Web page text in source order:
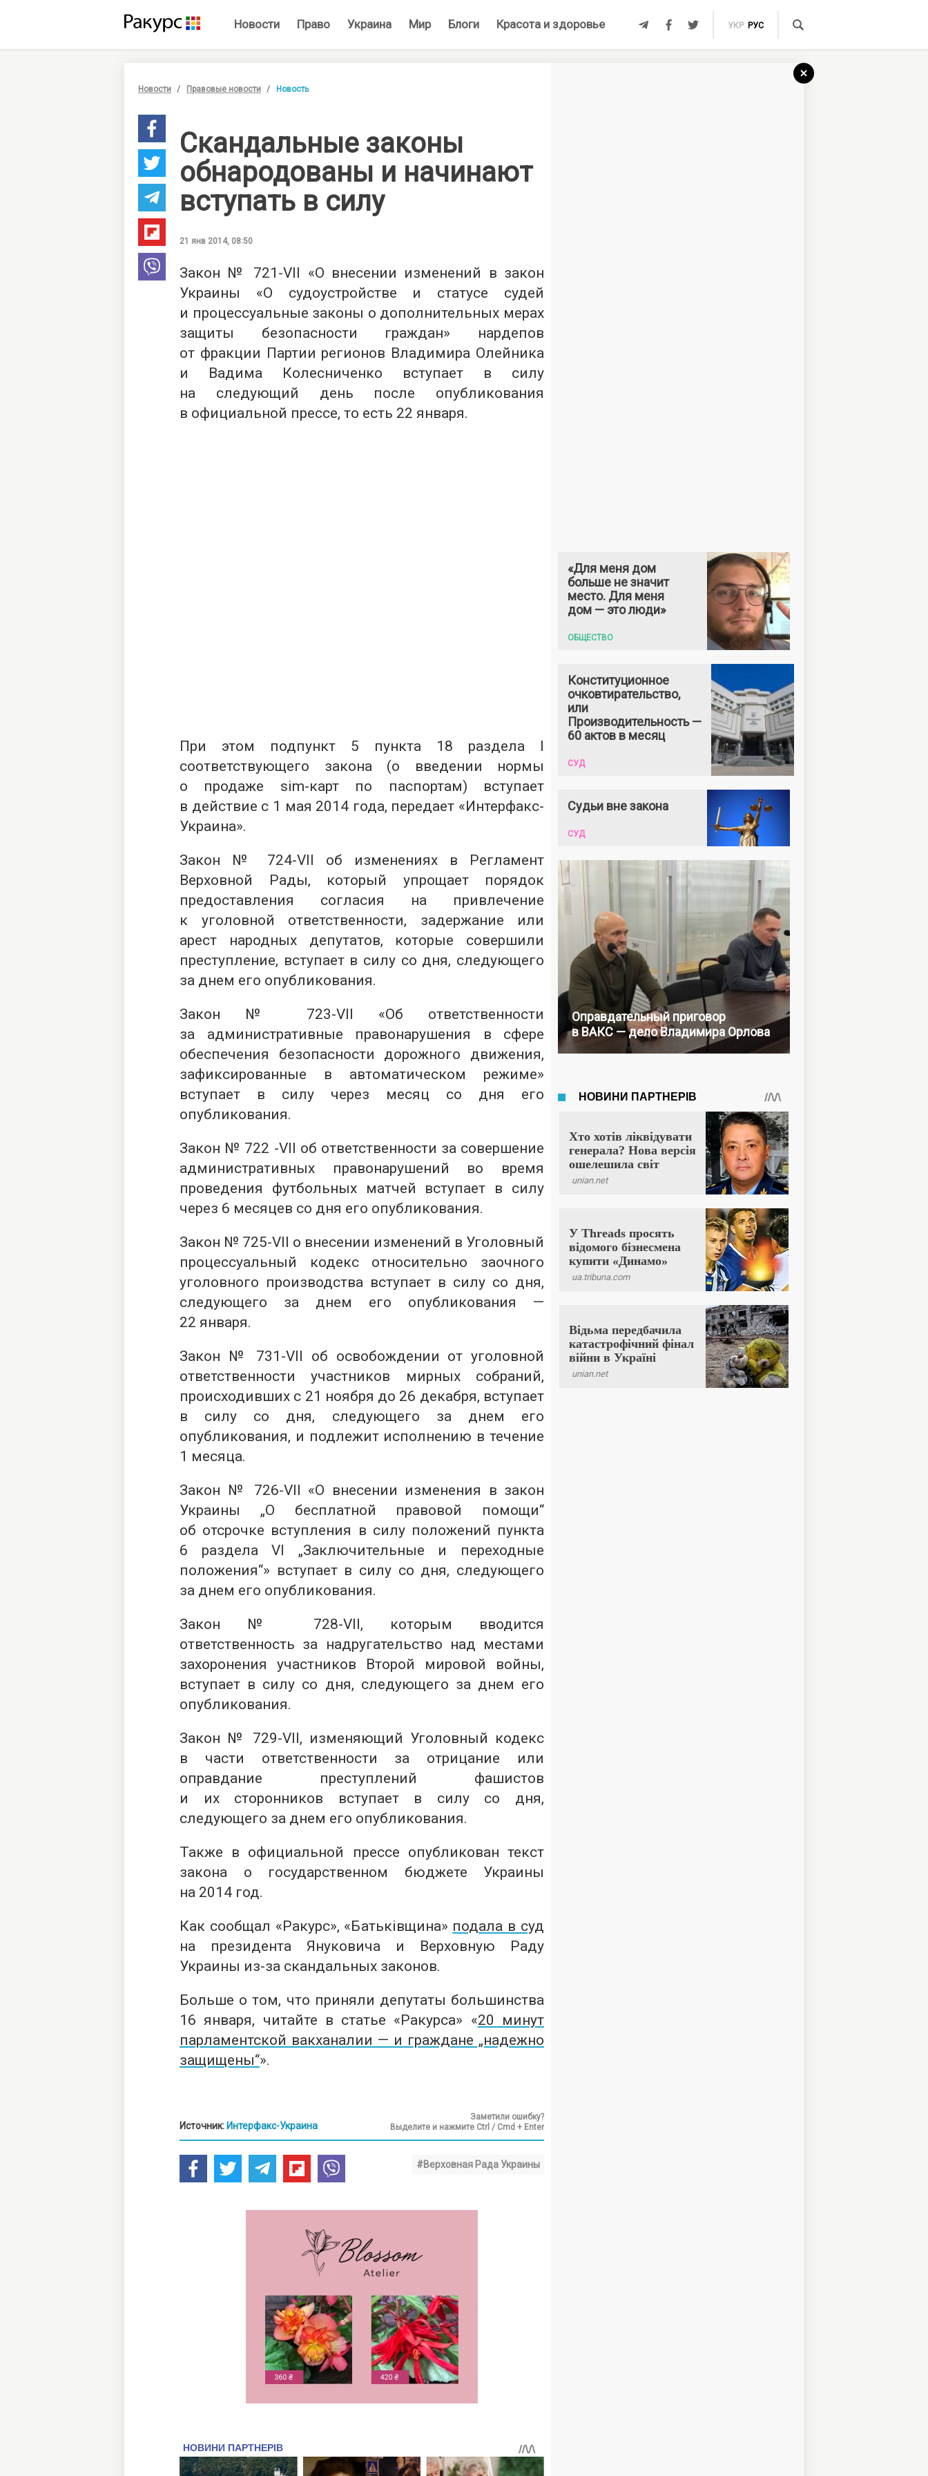
Новости Право Украина Мир Блоги Красота и здоровье УКР РУС
Новости Правовые новости Новость
Скандальные законы
обнародованы и начинают
вступать в силу
21 янв 2014, 08:50
Закон № 721-VІІ «О внесении изменений в закон
Украины «О судоустройстве и статусе судей
и процессуальные законы о дополнительных мерах
защиты безопасности граждан» нардепов
от фракции Партии регионов Владимира Олейника
и Вадима Колесниченко вступает в силу
на следующий день после опубликования
в официальной прессе, то есть 22 января.
При этом подпункт 5 пункта 18 раздела I
соответствующего закона (о введении нормы
о продаже sim-карт по паспортам) вступает
в действие с 1 мая 2014 года, передает «Интерфакс-
Украина».
Закон № 724-VІІ об изменениях в Регламент
Верховной Рады, который упрощает порядок
предоставления согласия на привлечение
к уголовной ответственности, задержание или
арест народных депутатов, которые совершили
преступление, вступает в силу со дня, следующего
за днем его опубликования.
Закон № 723-VІІ «Об ответственности
за административные правонарушения в сфере
обеспечения безопасности дорожного движения,
зафиксированные в автоматическом режиме»
вступает в силу через месяц со дня его
опубликования.
Закон № 722 -VІІ об ответственности за совершение
административных правонарушений во время
проведения футбольных матчей вступает в силу
через 6 месяцев со дня его опубликования.
Закон № 725-VІІ о внесении изменений в Уголовный
процессуальный кодекс относительно заочного
уголовного производства вступает в силу со дня,
следующего за днем его опубликования —
22 января.
Закон № 731-VІІ об освобождении от уголовной
ответственности участников мирных собраний,
происходивших с 21 ноября до 26 декабря, вступает
в силу со дня, следующего за днем его
опубликования, и подлежит исполнению в течение
1 месяца.
Закон № 726-VІІ «О внесении изменения в закон
Украины „О бесплатной правовой помощи“
об отсрочке вступления в силу положений пункта
6 раздела VI „Заключительные и переходные
положения“» вступает в силу со дня, следующего
за днем его опубликования.
Закон № 728-VІІ, которым вводится
ответственность за надругательство над местами
захоронения участников Второй мировой войны,
вступает в силу со дня, следующего за днем его
опубликования.
Закон № 729-VІІ, изменяющий Уголовный кодекс
в части ответственности за отрицание или
оправдание преступлений фашистов
и их сторонников вступает в силу со дня,
следующего за днем его опубликования.
Также в официальной прессе опубликован текст
закона о государственном бюджете Украины
на 2014 год.
Как сообщал «Ракурс», «Батьківщина» подала в суд
на президента Януковича и Верховную Раду
Украины из-за скандальных законов.
Больше о том, что приняли депутаты большинства
16 января, читайте в статье «Ракурса» «20 минут
парламентской вакханалии — и граждане „надежно
защищены“».
Источник: Интерфакс-Украина
Заметили ошибку?
Выделите и нажмите Ctrl / Cmd + Enter
#Верховная Рада Украины
«Для меня дом
больше не значит
место. Для меня
дом — это люди»
ОБЩЕСТВО
Конституционное
очковтирательство,
или
Производительность —
60 актов в месяц
СУД
Судьи вне закона
СУД
Оправдательный приговор
в ВАКС — дело Владимира Орлова